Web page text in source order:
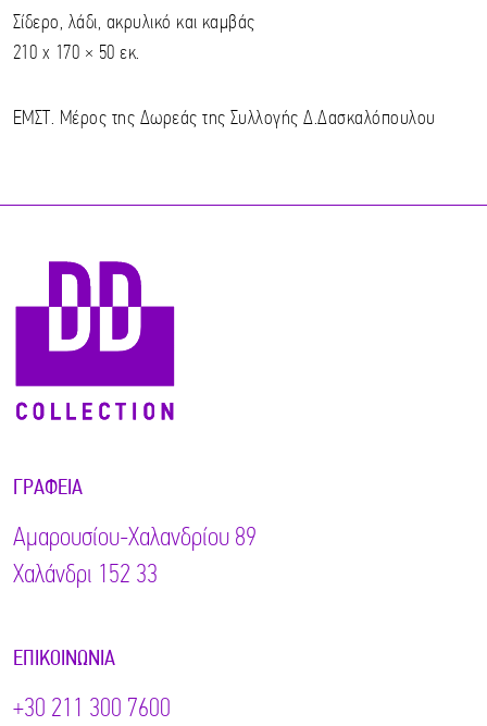
Σίδερο, λάδι, ακρυλικό και καμβάς
210 x 170 × 50 εκ.
ΕΜΣΤ. Μέρος της Δωρεάς της Συλλογής Δ.Δασκαλόπουλου
ΓΡΑΦΕΊΑ
Αμαρουσίου-Χαλανδρίου 89
Χαλάνδρι 152 33
ΕΠΙΚΟΙΝΩΝΊΑ
+30 211 300 7600